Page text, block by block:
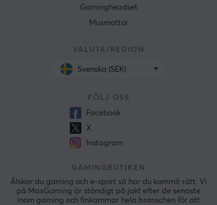
Gamingheadset
Musmattor
VALUTA/REGION
Svenska (SEK)
FÖLJ OSS
Facebook
X
Instagram
GAMINGBUTIKEN
Älskar du gaming och e-sport så har du kommit rätt. Vi
på MaxGaming är ständigt på jakt efter de senaste
inom gaming och finkammar hela branschen för att